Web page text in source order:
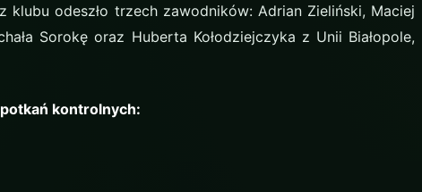
odeszło trzech zawodników: Adrian Zieliński, Maciej
Sorokę oraz Huberta Kołodziejczyka z Unii Białopole,
kontrolnych: